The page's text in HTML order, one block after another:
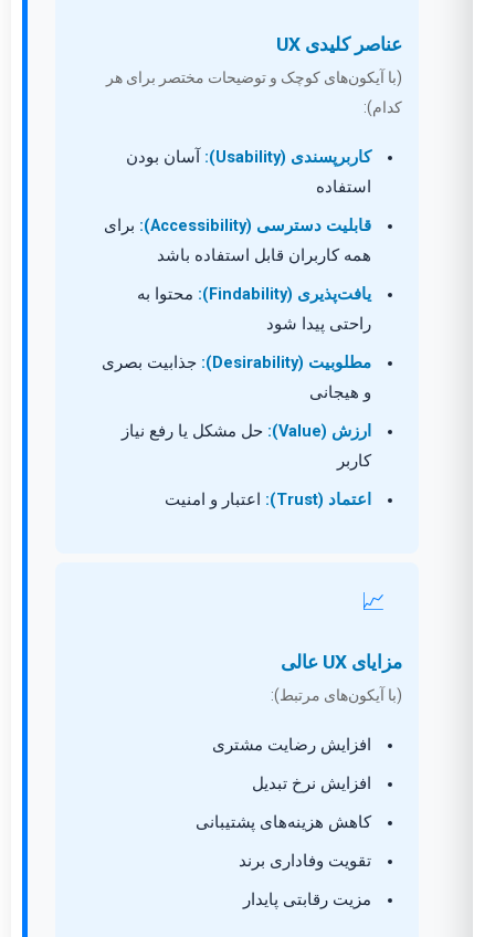
عناصر کلیدی UX
(با آیکون‌های کوچک و توضیحات مختصر برای هر
کدام):
کاربرپسندی (Usability):
آسان بودن
استفاده
قابلیت دسترسی (Accessibility):
برای
همه کاربران قابل استفاده باشد
یافت‌پذیری (Findability):
محتوا به
راحتی پیدا شود
مطلوبیت (Desirability):
جذابیت بصری
و هیجانی
ارزش (Value):
حل مشکل یا رفع نیاز
کاربر
اعتماد (Trust): اعتبار و امنیت
📈
مزایای UX عالی
(با آیکون‌های مرتبط):
افزایش رضایت مشتری
افزایش نرخ تبدیل
کاهش هزینه‌های پشتیبانی
تقویت وفاداری برند
مزیت رقابتی پایدار